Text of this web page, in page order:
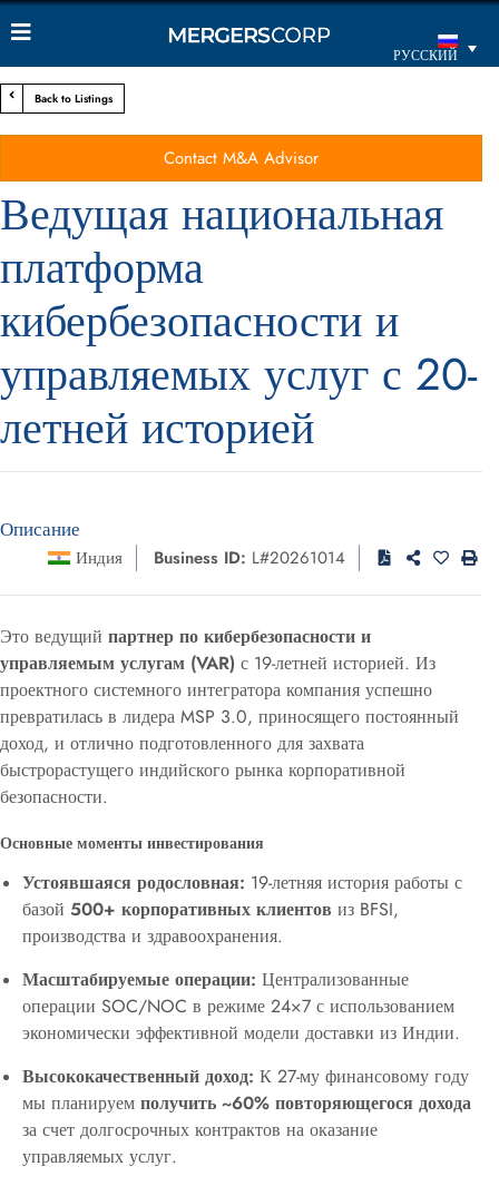
РУССКИЙ
Back to Listings
Contact M&A Advisor
Ведущая национальная
платформа
кибербезопасности и
управляемых услуг с 20-
летней историей
Описание
Индия Business ID: L#20261014
Это ведущий партнер по кибербезопасности и
управляемым услугам (VAR) с 19-летней историей. Из
проектного системного интегратора компания успешно
превратилась в лидера MSP 3.0, приносящего постоянный
доход, и отлично подготовленного для захвата
быстрорастущего индийского рынка корпоративной
безопасности.
Основные моменты инвестирования
Устоявшаяся родословная: 19-летняя история работы с
базой 500+ корпоративных клиентов из BFSI,
производства и здравоохранения.
Масштабируемые операции: Централизованные
операции SOC/NOC в режиме 24×7 с использованием
экономически эффективной модели доставки из Индии.
Высококачественный доход: К 27-му финансовому году
мы планируем получить ~60% повторяющегося дохода
за счет долгосрочных контрактов на оказание
управляемых услуг.